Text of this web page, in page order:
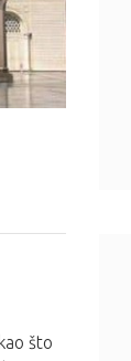
što